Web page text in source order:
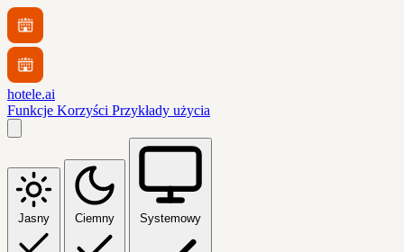
hotele.ai
Funkcje Korzyści Przykłady użycia
Jasny Ciemny Systemowy